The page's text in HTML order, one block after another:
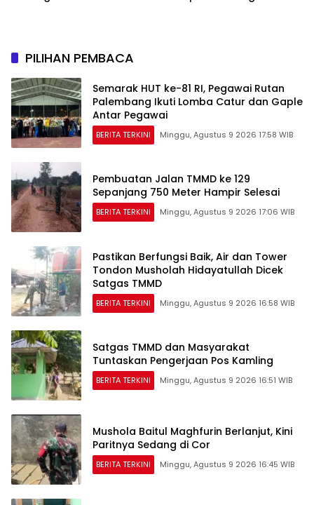
PILIHAN PEMBACA
Semarak HUT ke-81 RI, Pegawai Rutan
Palembang Ikuti Lomba Catur dan Gaple
Antar Pegawai
BERITA TERKINI Minggu, Agustus 9 2026 17:58 WIB
Pembuatan Jalan TMMD ke 129
Sepanjang 750 Meter Hampir Selesai
BERITA TERKINI Minggu, Agustus 9 2026 17:06 WIB
Pastikan Berfungsi Baik, Air dan Tower
Tondon Musholah Hidayatullah Dicek
Satgas TMMD
BERITA TERKINI Minggu, Agustus 9 2026 16:58 WIB
Satgas TMMD dan Masyarakat
Tuntaskan Pengerjaan Pos Kamling
BERITA TERKINI Minggu, Agustus 9 2026 16:51 WIB
Mushola Baitul Maghfurin Berlanjut, Kini
Paritnya Sedang di Cor
BERITA TERKINI Minggu, Agustus 9 2026 16:45 WIB